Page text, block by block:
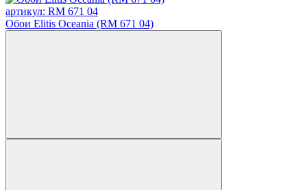
артикул: RM 671 04
Обои Elitis Oceania (RM 671 04)